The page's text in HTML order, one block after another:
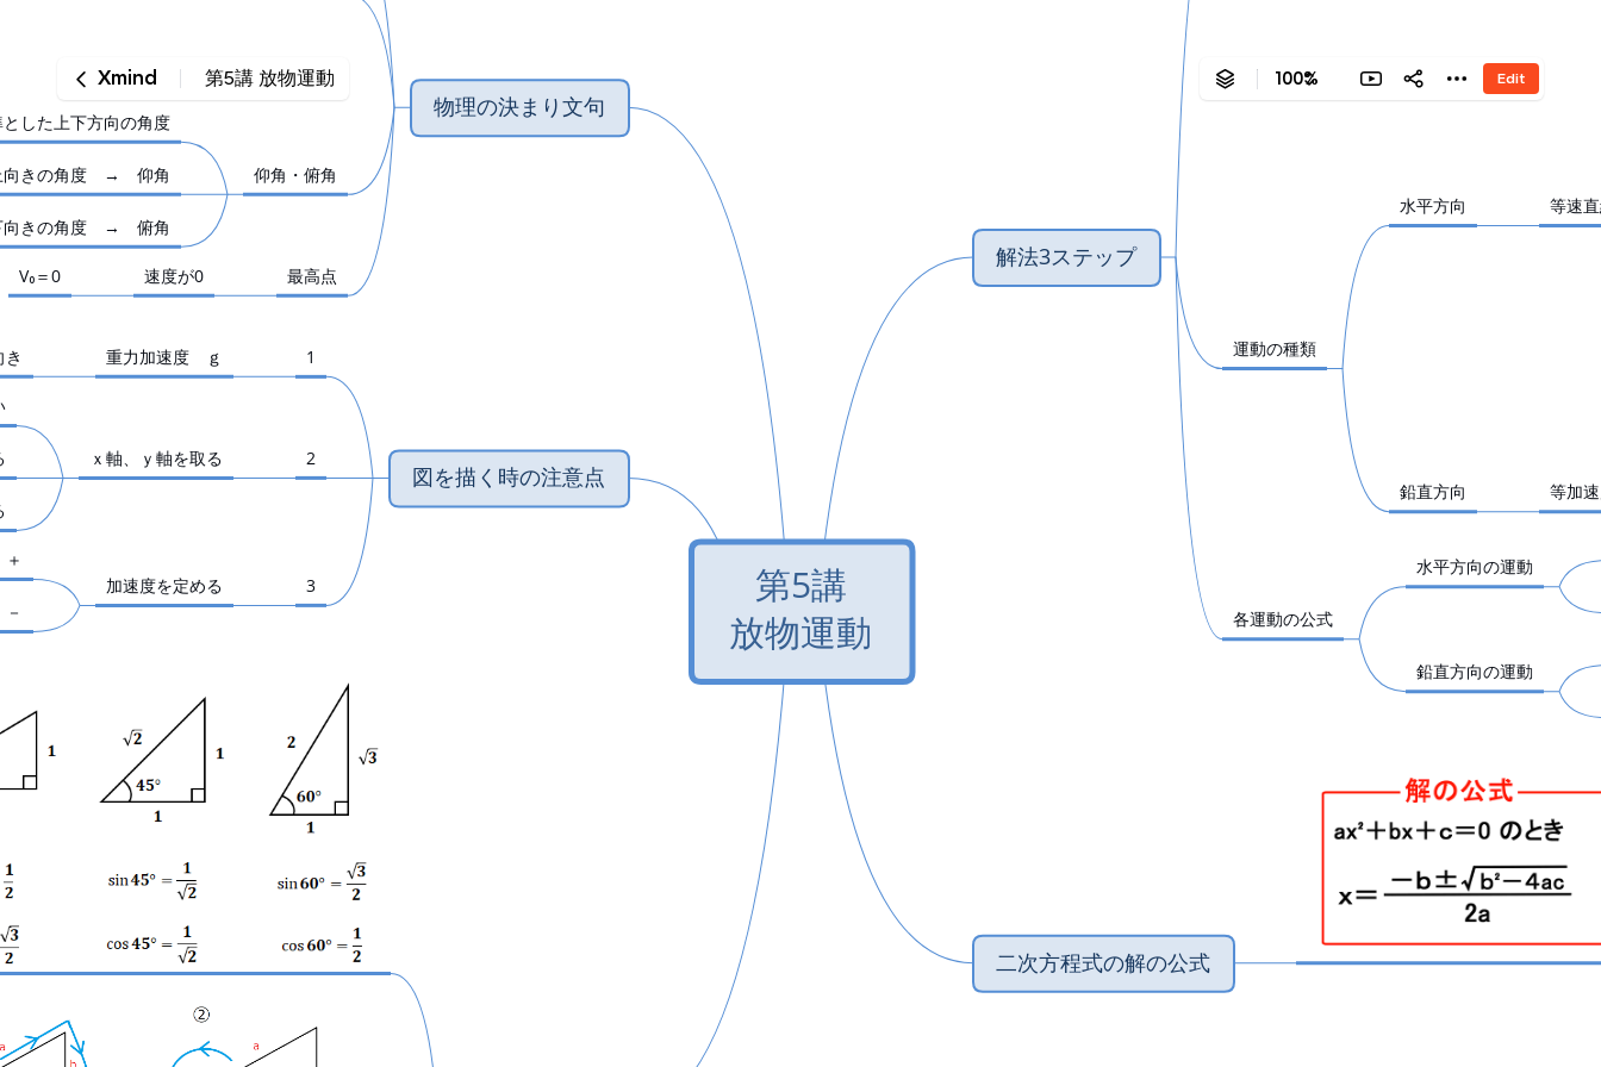
‎第5講
‎放物運動
‎解法3ステップ
‎運動の種類
‎水平方向 等速
‎鉛直方向 等加
‎各運動の公式
‎水平方向の運動
‎鉛直方向の運動
‎二次方程式の解の公式
‎図を描く時の注意点
‎1
‎重力加速度　ｇ
‎2
‎ｘ軸、ｙ軸を取る
‎3
‎加速度を定める
‎物理の決まり文句
‎仰角・俯角
した上下方向の角度
向きの角度　→　仰角
向きの角度　→　俯角
‎最高点
‎速度が0
‎V₀＝0
Xmind 第5講 放物運動 100% Edit